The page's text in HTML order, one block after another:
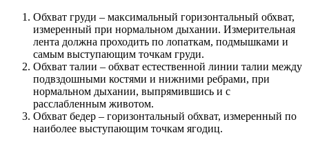
Обхват груди – максимальный горизонтальный обхват,
измеренный при нормальном дыхании. Измерительная
лента должна проходить по лопаткам, подмышками и
самым выступающим точкам груди.
Обхват талии – обхват естественной линии талии между
подвздошными костями и нижними ребрами, при
нормальном дыхании, выпрямившись и с
расслабленным животом.
Обхват бедер – горизонтальный обхват, измеренный по
наиболее выступающим точкам ягодиц.